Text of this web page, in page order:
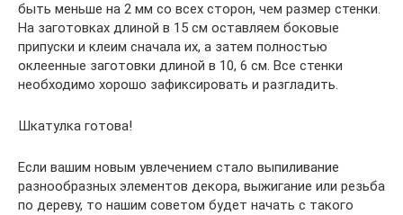
быть меньше на 2 мм со всех сторон, чем размер стенки.
На заготовках длиной в 15 см оставляем боковые
припуски и клеим сначала их, а затем полностью
оклеенные заготовки длиной в 10, 6 см. Все стенки
необходимо хорошо зафиксировать и разгладить.
Шкатулка готова!
Если вашим новым увлечением стало выпиливание
разнообразных элементов декора, выжигание или резьба
по дереву, то нашим советом будет начать с такого